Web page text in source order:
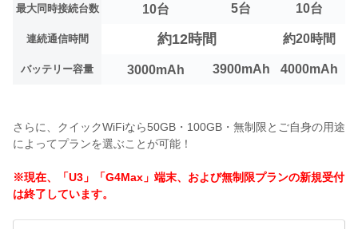
最大同時接続台数 10台 5台 10台
連続通信時間 約12時間 約20時間
バッテリー容量 3000mAh 3900mAh 4000mAh
さらに、クイックWiFiなら50GB・100GB・無制限とご自身の用途
によってプランを選ぶことが可能！
※現在、「U3」「G4Max」端末、および無制限プランの新規受付
は終了しています。